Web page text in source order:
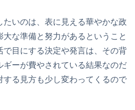
いのは、表に見える華やかな政
な準備と努力があるということ
で目にする決定や発言は、その背
ギーが費やされている結果なのだ
する見方も少し変わってくるので